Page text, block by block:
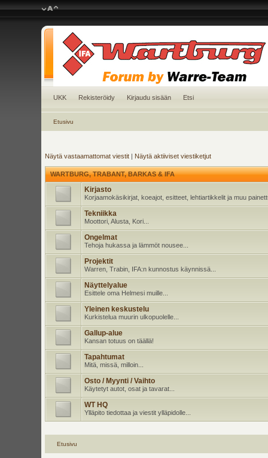
UKK Rekisteröidy Kirjaudu sisään Etsi
Etusivu
Näytä vastaamattomat viestit| Näytä aktiiviset viestiketjut
WARTBURG, TRABANT, BARKAS & IFA
Kirjasto
Korjaamokäsikirjat, koeajot, esitteet, lehtiartikkelit ja muu
Tekniikka
Moottori, Alusta, Kori...
Ongelmat
Tehoja hukassa ja lämmöt nousee...
Projektit
Warren, Trabin, IFA:n kunnostus käynnissä...
Näyttelyalue
Esittele oma Helmesi muille...
Yleinen keskustelu
Kurkistelua muurin ulkopuolelle...
Gallup-alue
Kansan totuus on täällä!
Tapahtumat
Mitä, missä, milloin...
Osto / Myynti / Vaihto
Käytetyt autot, osat ja tavarat...
WT HQ
Ylläpito tiedottaa ja viestit ylläpidolle...
Etusivu